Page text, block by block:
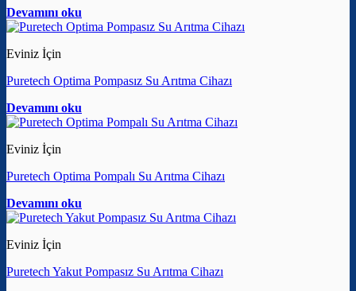
Devamını oku
Eviniz İçin
Puretech Optima Pompasız Su Arıtma Cihazı
Devamını oku
Eviniz İçin
Puretech Optima Pompalı Su Arıtma Cihazı
Devamını oku
Eviniz İçin
Puretech Yakut Pompasız Su Arıtma Cihazı